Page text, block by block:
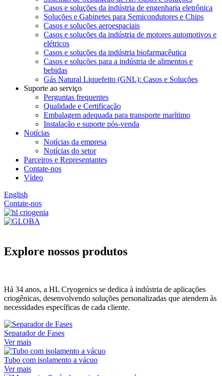
Casos e soluções da indústria de engenharia eletrônica
Soluções e Gabinetes para Semicondutores e Chips
Casos e soluções aeroespaciais
Casos e soluções da indústria de motores automotivos e
elétricos
Casos e soluções da indústria biofarmacêutica
Casos e soluções para a indústria de alimentos e
bebidas
Gás Natural Liquefeito (GNL): Casos e Soluções
Suporte ao serviço
Perguntas frequentes
Qualidade e Certificação
Embalagem adequada para transporte marítimo
Instalação e suporte pós-venda
Notícias
Notícias da empresa
Notícias do setor
Parceiros e Representantes
Contate-nos
Vídeo
English
Contate-nos
Explore nossos produtos
Há 34 anos, a HL Cryogenics se dedica à indústria de aplicações
criogênicas, desenvolvendo soluções personalizadas que atendem às
necessidades específicas de cada cliente.
Separador de Fases
Ver mais
Tubo com isolamento a vácuo
Ver mais